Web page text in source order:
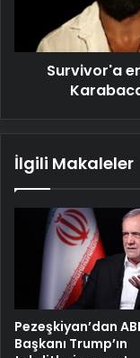
dörtlüsünü
açıkladıSurvivor'a
İlgili Makaleler
Pezeşkiyan’dan
Başkanı Trump’ın